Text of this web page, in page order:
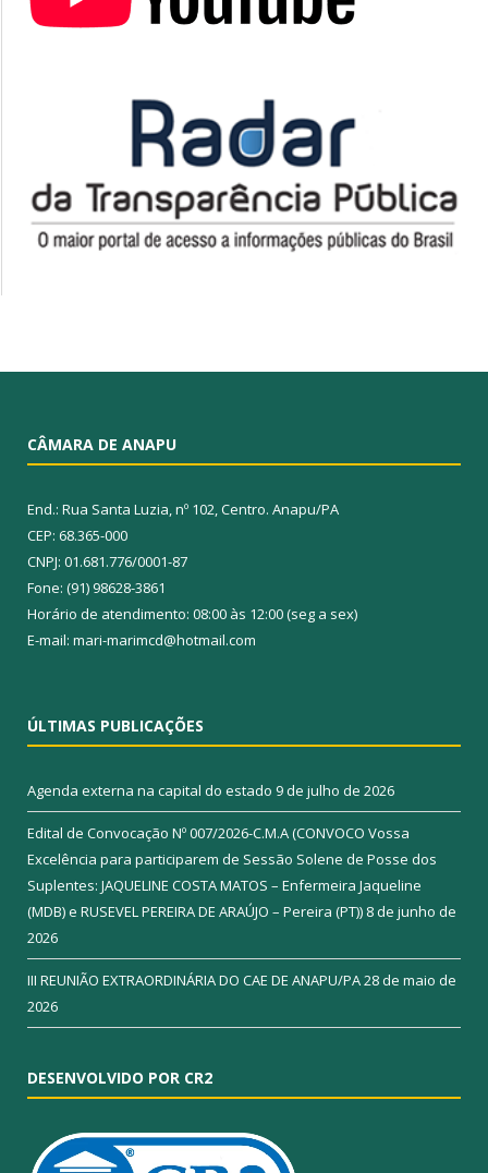
CÂMARA DE ANAPU
End.: Rua Santa Luzia, nº 102, Centro. Anapu/PA
CEP: 68.365-000
CNPJ: 01.681.776/0001-87
Fone: (91) 98628-3861
Horário de atendimento: 08:00 às 12:00 (seg a sex)
E-mail: mari-marimcd@hotmail.com
ÚLTIMAS PUBLICAÇÕES
Agenda externa na capital do estado 9 de julho de 2026
Edital de Convocação Nº 007/2026-C.M.A (CONVOCO Vossa
Excelência para participarem de Sessão Solene de Posse dos
Suplentes: JAQUELINE COSTA MATOS – Enfermeira Jaqueline
(MDB) e RUSEVEL PEREIRA DE ARAÚJO – Pereira (PT)) 8 de junho de
2026
III REUNIÃO EXTRAORDINÁRIA DO CAE DE ANAPU/PA28 de maio de
2026
DESENVOLVIDO POR CR2